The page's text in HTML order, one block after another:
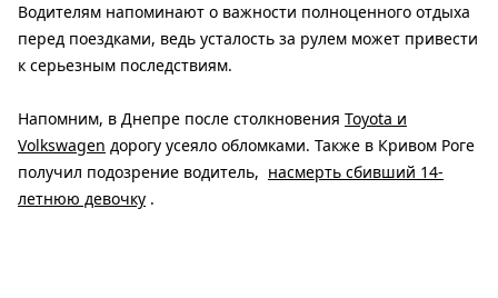
Водителям напоминают о важности полноценного отдыха
перед поездками, ведь усталость за рулем может привести
к серьезным последствиям.
Напомним, в Днепре после столкновения Toyota и
Volkswagen дорогу усеяло обломками. Также в Кривом Роге
получил подозрение водитель, насмерть сбивший 14-
летнюю девочку .